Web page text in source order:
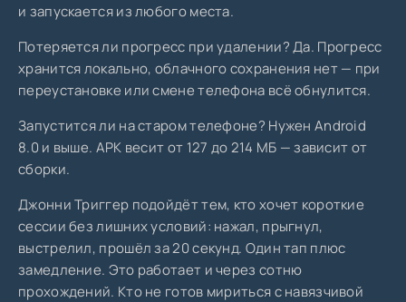
и запускается из любого места.
Потеряется ли прогресс при удалении? Да. Прогресс
хранится локально, облачного сохранения нет — при
переустановке или смене телефона всё обнулится.
Запустится ли на старом телефоне? Нужен Android
8.0 и выше. APK весит от 127 до 214 МБ — зависит от
сборки.
Джонни Триггер подойдёт тем, кто хочет короткие
сессии без лишних условий: нажал, прыгнул,
выстрелил, прошёл за 20 секунд. Один тап плюс
замедление. Это работает и через сотню
прохождений. Кто не готов мириться с навязчивой